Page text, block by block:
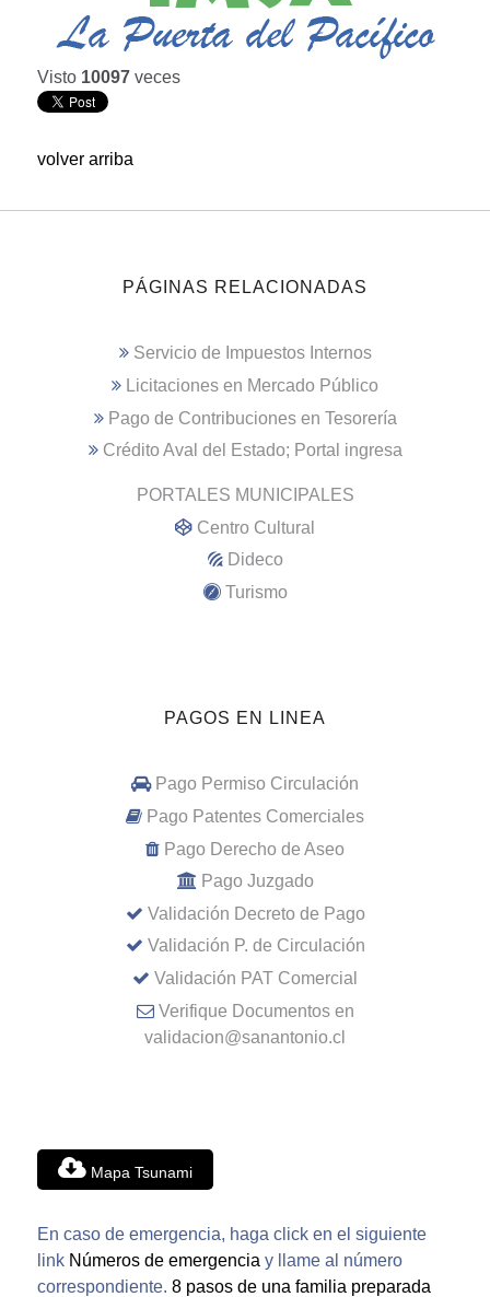
Visto 10097 veces
volver arriba
PÁGINAS RELACIONADAS
Servicio de Impuestos Internos
Licitaciones en Mercado Público
Pago de Contribuciones en Tesorería
Crédito Aval del Estado; Portal ingresa
PORTALES MUNICIPALES
Centro Cultural
Dideco
Turismo
PAGOS EN LINEA
Pago Permiso Circulación
Pago Patentes Comerciales
Pago Derecho de Aseo
Pago Juzgado
Validación Decreto de Pago
Validación P. de Circulación
Validación PAT Comercial
Verifique Documentos en
validacion@sanantonio.cl
Mapa Tsunami
En caso de emergencia, haga click en el siguiente
link Números de emergencia y llame al número
correspondiente. 8 pasos de una familia preparada